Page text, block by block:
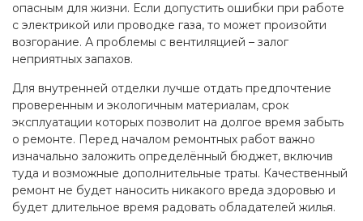
опасным для жизни. Если допустить ошибки при работе
с электрикой или проводке газа, то может произойти
возгорание. А проблемы с вентиляцией – залог
неприятных запахов.
Для внутренней отделки лучше отдать предпочтение
проверенным и экологичным материалам, срок
эксплуатации которых позволит на долгое время забыть
о ремонте. Перед началом ремонтных работ важно
изначально заложить определённый бюджет, включив
туда и возможные дополнительные траты. Качественный
ремонт не будет наносить никакого вреда здоровью и
будет длительное время радовать обладателей жилья.